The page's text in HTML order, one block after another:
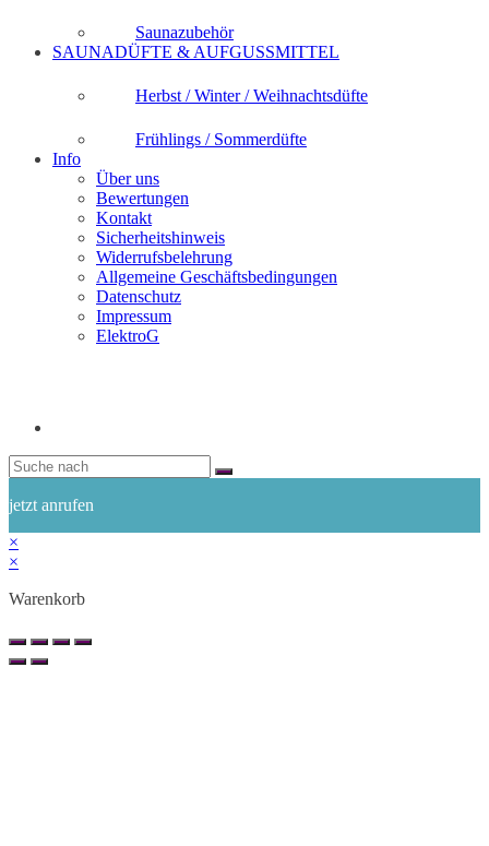
Saunazubehör
SAUNADÜFTE & AUFGUSSMITTEL
Herbst / Winter / Weihnachtsdüfte
Frühlings / Sommerdüfte
Info
Über uns
Bewertungen
Kontakt
Sicherheitshinweis
Widerrufsbelehrung
Allgemeine Geschäftsbedingungen
Datenschutz
Impressum
ElektroG
jetzt anrufen
×
×
Warenkorb